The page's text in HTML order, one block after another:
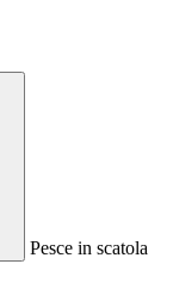
Pesce in scatola